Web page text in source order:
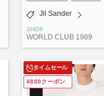
Jil Sander
SHOP
WORLD CLUB 1989
タイムセール
¥800クーポン